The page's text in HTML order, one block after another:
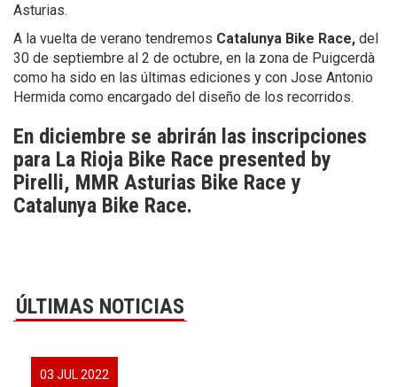
Asturias.
A la vuelta de verano tendremos Catalunya Bike Race, del
30 de septiembre al 2 de octubre, en la zona de Puigcerdà
como ha sido en las últimas ediciones y con Jose Antonio
Hermida como encargado del diseño de los recorridos.
En diciembre se abrirán las inscripciones
para La Rioja Bike Race presented by
Pirelli, MMR Asturias Bike Race y
Catalunya Bike Race.
ÚLTIMAS NOTICIAS
03 JUL 2022